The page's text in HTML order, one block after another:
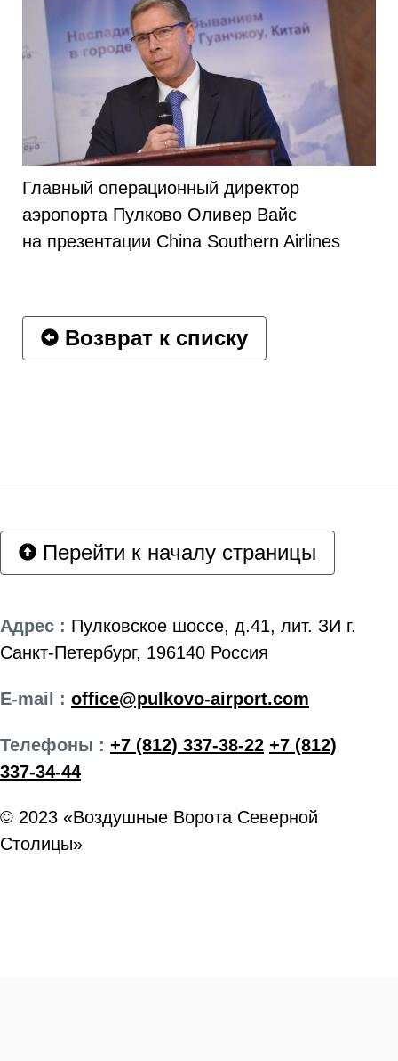
Главный операционный директор
аэропорта Пулково Оливер Вайс
на презентации China Southern Airlines
Возврат к списку
Перейти к началу страницы
Адрес : Пулковское шоссе, д.41, лит. ЗИ г.
Санкт-Петербург, 196140 Россия
E-mail : office@pulkovo-airport.com
Телефоны : +7 (812) 337-38-22 +7 (812)
337-34-44
© 2023 «Воздушные Ворота Северной
Столицы»